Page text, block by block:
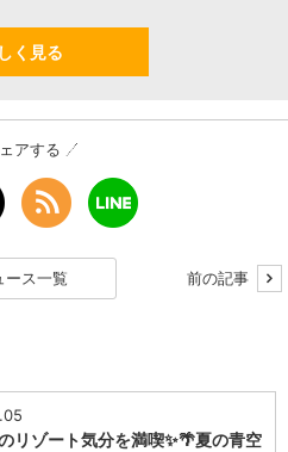
く見る
アする
ース一覧 前の記事
リゾート気分を満喫✨🌴夏の青空